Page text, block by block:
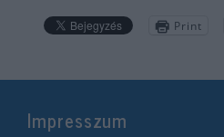
Print
Impresszum